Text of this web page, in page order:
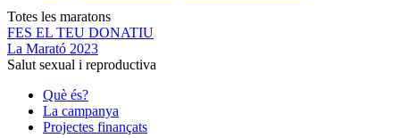
Totes les maratons
FES EL TEU DONATIU
La Marató 2023
Salut sexual i reproductiva
Què és?
La campanya
Projectes finançats